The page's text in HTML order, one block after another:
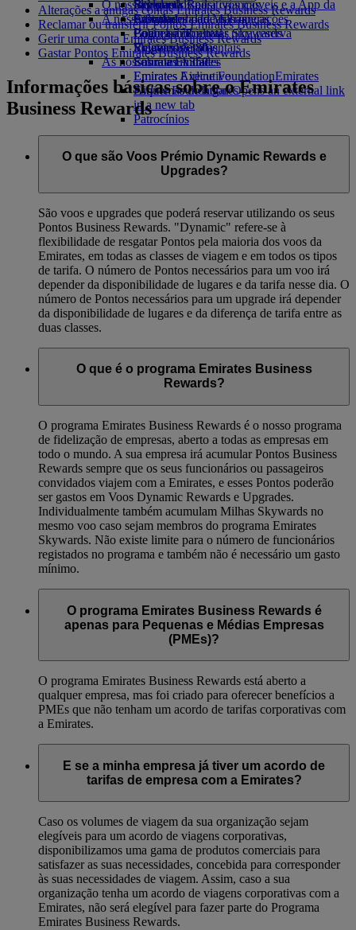
Bebidas
A nossa frota
Boeing 777
Emirates A380
Emirates A350
Emirates Executive
Esquemas de lugares
Brinquedos para crianças
Atividades para as crianças
O nosso planeta
Sustentabilidade nas operações
Política ambiental
Relatórios ambientais
As nossas comunidades
Emirates Airline FoundationEmirates
Airline Foundation Opens an external link
in a new tab
Patrocínios
Skywards Rail
Calculadora de Milhas
Login em Emirates Skywards
Skywards+
Site para dispositivos móveis e a App da
Emirates
Cancelar ou alterar uma reserva
Viagens afetadas
Sobre a Emirates
Alterações a antigas contas Emirates Business Rewards
Reclamar ou transferir Pontos Emirates Business Rewards
Gerir uma conta Emirates Business Rewards
Gastar Pontos Emirates Business Rewards
Informações básicas sobre o Emirates
Business Rewards
O que são Voos Prémio Dynamic Rewards e
Upgrades?
São voos e upgrades que poderá reservar utilizando os seus
Pontos Business Rewards. "Dynamic" refere-se à
flexibilidade de resgatar Pontos pela maioria dos voos da
Emirates, em todas as classes de viagem e em todos os tipos
de tarifa. O número de Pontos necessários para um voo irá
depender da disponibilidade de lugares e da tarifa nesse dia. O
número de Pontos necessários para um upgrade irá depender
da disponibilidade de lugares e da diferença de tarifa entre as
duas classes.
O que é o programa Emirates Business
Rewards?
O programa Emirates Business Rewards é o nosso programa
de fidelização de empresas, aberto a todas as empresas em
todo o mundo. A sua empresa irá acumular Pontos Business
Rewards sempre que os seus funcionários ou passageiros
convidados viajem com a Emirates, e esses Pontos poderão
ser gastos em Voos Dynamic Rewards e Upgrades.
Individualmente também acumulam Milhas Skywards no
mesmo voo caso sejam membros do programa Emirates
Skywards. Não existe limite para o número de funcionários
registados no programa e também não é necessário um gasto
mínimo.
O programa Emirates Business Rewards é
apenas para Pequenas e Médias Empresas
(PMEs)?
O programa Emirates Business Rewards está aberto a
qualquer empresa, mas foi criado para oferecer benefícios a
PMEs que não tenham um acordo de tarifas corporativas com
a Emirates.
E se a minha empresa já tiver um acordo de
tarifas de empresa com a Emirates?
Caso os volumes de viagem da sua organização sejam
elegíveis para um acordo de viagens corporativas,
disponibilizamos uma gama de produtos comerciais para
satisfazer as suas necessidades, concebida para corresponder
às suas necessidades de viagem. Assim, caso a sua
organização tenha um acordo de viagens corporativas com a
Emirates, não será elegível para fazer parte do Programa
Emirates Business Rewards.